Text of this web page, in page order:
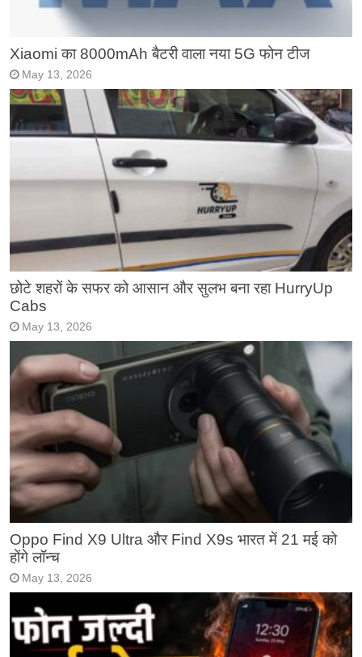
Xiaomi का 8000mAh बैटरी वाला नया 5G फोन टीज
May 13, 2026
छोटे शहरों के सफर को आसान और सुलभ बना रहा HurryUp
Cabs
May 13, 2026
Oppo Find X9 Ultra और Find X9s भारत में 21 मई को
होंगे लॉन्च
May 13, 2026